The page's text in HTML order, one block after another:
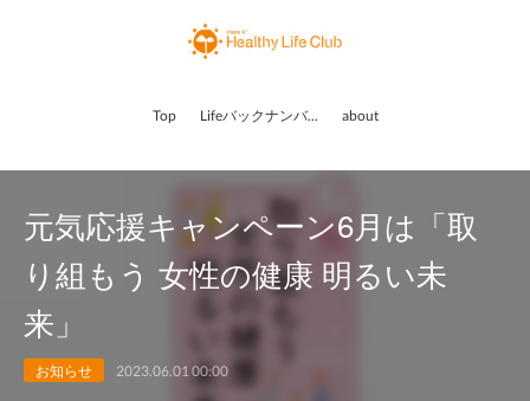
Top Lifeバックナンバー about
元気応援キャンペーン6月は「取
り組もう 女性の健康 明るい未
来」
お知らせ 2023.06.01 00:00